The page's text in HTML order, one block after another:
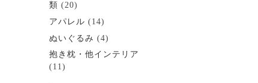
類 (20)
アパレル (14)
ぬいぐるみ (4)
抱き枕・他インテリア
(11)